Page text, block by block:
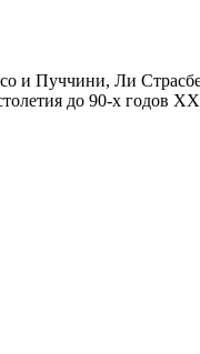
и Пуччини, Ли
до 90-х годов XX